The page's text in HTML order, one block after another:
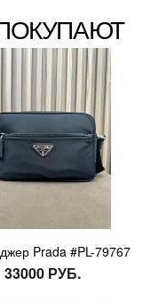
Prada #PL-79767
33000 РУБ.